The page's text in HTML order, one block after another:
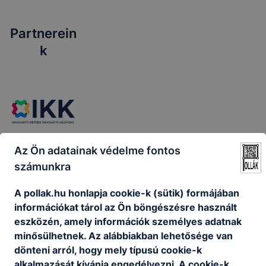
számára
hirdet
felvételt.
Partnerein
k
Az Ön adatainak védelme fontos
számunkra
A pollak.hu honlapja cookie-k (sütik) formájában
információkat tárol az Ön böngészésre használt
eszközén, amely információk személyes adatnak
minősülhetnek. Az alábbiakban lehetősége van
dönteni arról, hogy mely típusú cookie-k